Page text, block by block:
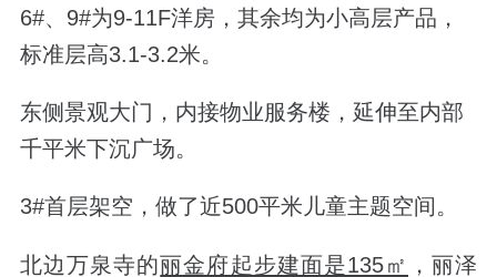
6#、9#为9-11F洋房，其余均为小高层产品，
标准层高3.1-3.2米。
东侧景观大门，内接物业服务楼，延伸至内部
千平米下沉广场。
3#首层架空，做了近500平米儿童主题空间。
北边万泉寺的丽金府起步建面是135㎡ ，丽泽